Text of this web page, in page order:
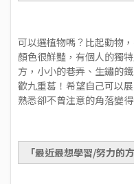
可以選植物嗎？比起動物
顏色很鮮豔，有個人的獨
方，小小的巷弄、生鏽的
歡九重葛！希望自己可以
熟悉卻不曾注意的角落變得
「最近最想學習/努力的方